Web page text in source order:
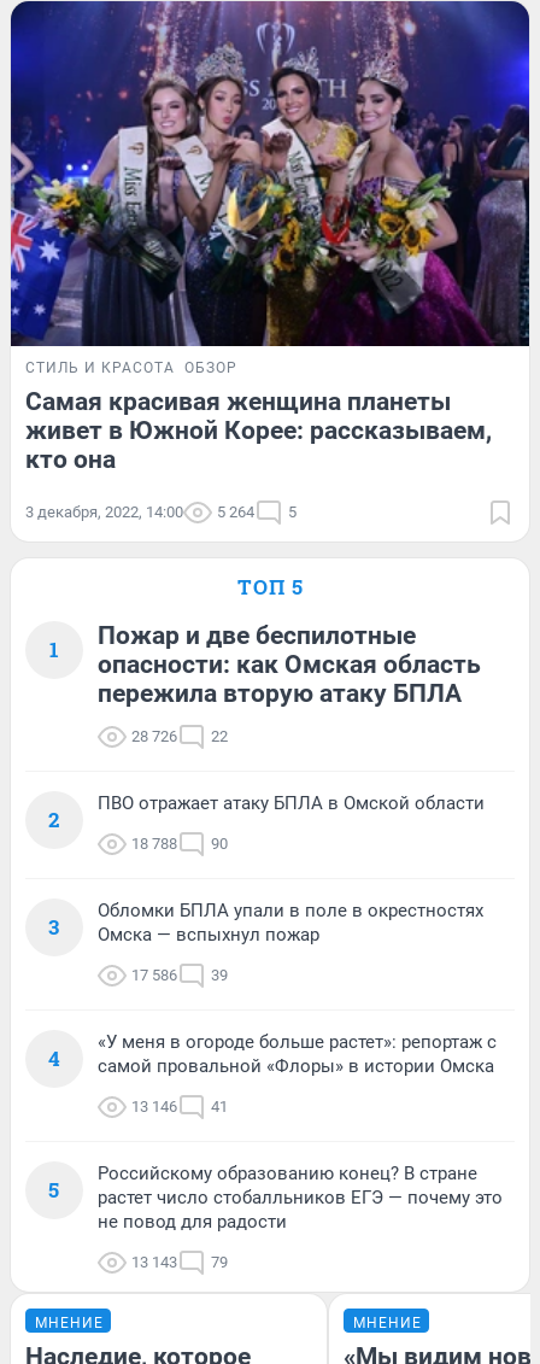
СТИЛЬ И КРАСОТА ОБЗОР
Самая красивая женщина планеты
живет в Южной Корее: рассказываем,
кто она
3 декабря, 2022, 14:00 5 264 5
ТОП 5
1
Пожар и две беспилотные
опасности: как Омская область
пережила вторую атаку БПЛА
28 726 22
2
ПВО отражает атаку БПЛА в Омской области
18 788 90
3
Обломки БПЛА упали в поле в окрестностях
Омска — вспыхнул пожар
17 586 39
4
«У меня в огороде больше растет»: репортаж с
самой провальной «Флоры» в истории Омска
13 146 41
5
Российскому образованию конец? В стране
растет число стобалльников ЕГЭ — почему это
не повод для радости
13 143 79
МНЕНИЕ
Наследие, которое
МНЕНИЕ
«Мы видим